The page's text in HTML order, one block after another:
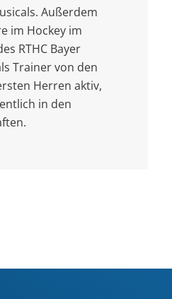
Außerdem
im Hockey im
RTHC Bayer
Trainer von den
Herren aktiv,
in den